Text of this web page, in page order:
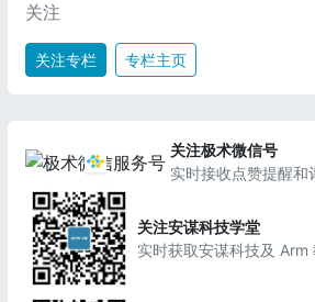
关注
关注专栏 专栏主页
关注极术微信号
实时接收点赞提醒和
关注安谋科技学堂
实时获取安谋科技及 Arm